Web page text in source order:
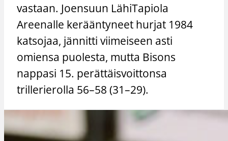
vastaan. Joensuun LähiTapiola
Areenalle kerääntyneet hurjat 1984
katsojaa, jännitti viimeiseen asti
omiensa puolesta, mutta Bisons
nappasi 15. perättäisvoittonsa
trillerierolla 56–58 (31–29).